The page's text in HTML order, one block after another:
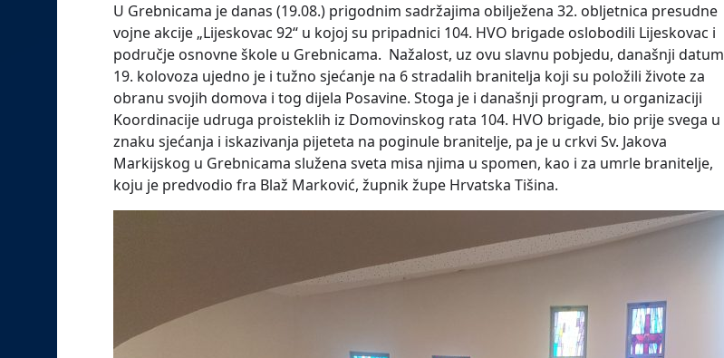
U Grebnicama je danas (19.08.) prigodnim sadržajima obilježena 32. obljetnica presudne
vojne akcije „Lijeskovac 92“ u kojoj su pripadnici 104. HVO brigade oslobodili Lijeskovac i
područje osnovne škole u Grebnicama. Nažalost, uz ovu slavnu pobjedu, današnji datum
19. kolovoza ujedno je i tužno sjećanje na 6 stradalih branitelja koji su položili živote za
obranu svojih domova i tog dijela Posavine. Stoga je i današnji program, u organizaciji
Koordinacije udruga proisteklih iz Domovinskog rata 104. HVO brigade, bio prije svega u
znaku sjećanja i iskazivanja pijeteta na poginule branitelje, pa je u crkvi Sv. Jakova
Markijskog u Grebnicama služena sveta misa njima u spomen, kao i za umrle branitelje,
koju je predvodio fra Blaž Marković, župnik župe Hrvatska Tišina.